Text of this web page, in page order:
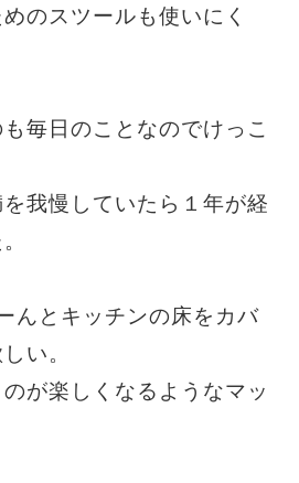
のスツールも使いにく
毎日のことなのでけっこ
我慢していたら１年が経
んとキッチンの床をカバ
い。
が楽しくなるようなマッ